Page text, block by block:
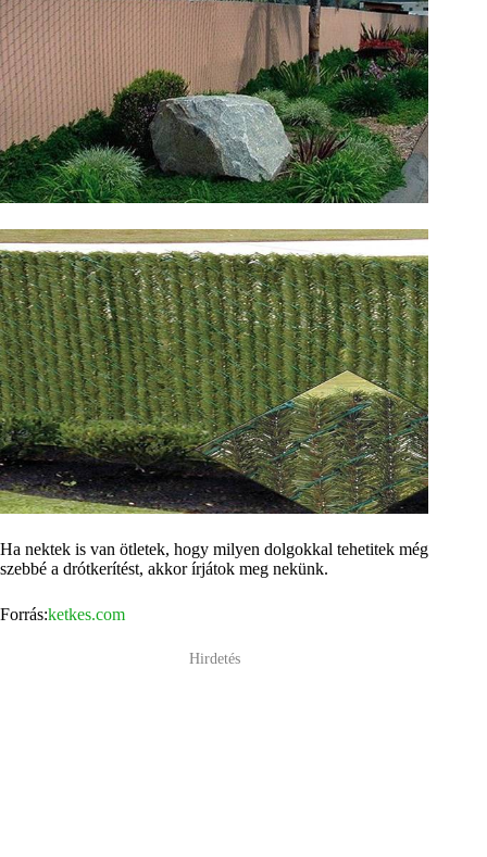
Ha nektek is van ötletek, hogy milyen dolgokkal tehetitek még
szebbé a drótkerítést, akkor írjátok meg nekünk.
Forrás:ketkes.com
Hirdetés